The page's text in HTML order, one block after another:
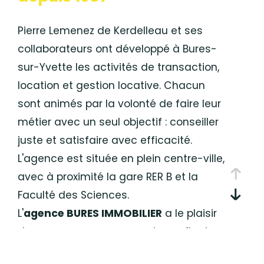
Pierre Lemenez de Kerdelleau et ses
collaborateurs ont développé à Bures-
sur-Yvette les activités de transaction,
location et gestion locative. Chacun
sont animés par la volonté de faire leur
métier avec un seul objectif : conseiller
juste et satisfaire avec efficacité.
L'agence est située en plein centre-ville,
avec à proximité la gare RER B et la
Faculté des Sciences.
L'agence BURES IMMOBILIER a le plaisir
de vous proposer ses services afin de
Budget
Surface
Surface
Pièces
Pièces
Référence
AFFINER LES CRITÈRES